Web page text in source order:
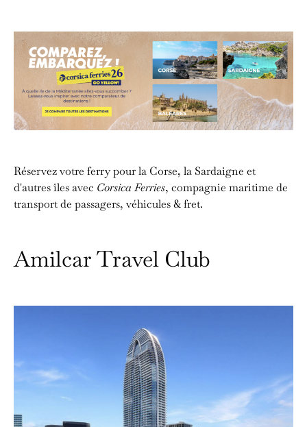
Réservez votre ferry pour la Corse, la Sardaigne et
d'autres îles avec Corsica Ferries, compagnie maritime de
transport de passagers, véhicules & fret.
Amilcar Travel Club